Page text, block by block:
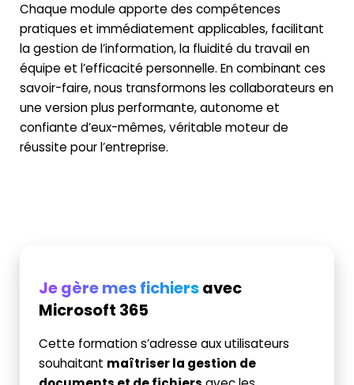
Chaque module apporte des compétences
pratiques et immédiatement applicables, facilitant
la gestion de l’information, la fluidité du travail en
équipe et l’efficacité personnelle. En combinant ces
savoir-faire, nous transformons les collaborateurs en
une version plus performante, autonome et
confiante d’eux-mêmes, véritable moteur de
réussite pour l’entreprise.
Je gère mes fichiers avec
Microsoft 365
Cette formation s’adresse aux utilisateurs
souhaitant maîtriser la gestion de